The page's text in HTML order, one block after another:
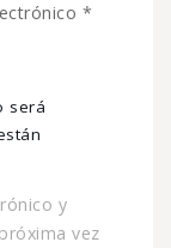
será
*
y
vez